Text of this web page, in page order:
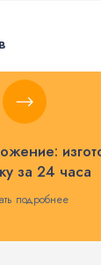
подробнее
за 24 часа